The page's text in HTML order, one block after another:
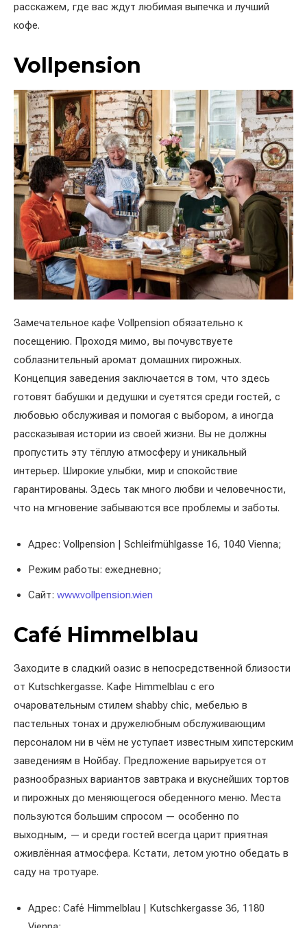
расскажем, где вас ждут любимая выпечка и лучший
кофе.
Vollpension
Замечательное кафе Vollpension обязательно к
посещению. Проходя мимо, вы почувствуете
соблазнительный аромат домашних пирожных.
Концепция заведения заключается в том, что здесь
готовят бабушки и дедушки и суетятся среди гостей, с
любовью обслуживая и помогая с выбором, а иногда
рассказывая истории из своей жизни. Вы не должны
пропустить эту тёплую атмосферу и уникальный
интерьер. Широкие улыбки, мир и спокойствие
гарантированы. Здесь так много любви и человечности,
что на мгновение забываются все проблемы и заботы.
Адрес: Vollpension | Schleifmühlgasse 16, 1040 Vienna;
Режим работы: ежедневно;
Сайт: www.vollpension.wien
Café Himmelblau
Заходите в сладкий оазис в непосредственной близости
от Kutschkergasse. Кафе Himmelblau с его
очаровательным стилем shabby chic, мебелью в
пастельных тонах и дружелюбным обслуживающим
персоналом ни в чём не уступает известным хипстерским
заведениям в Нойбау. Предложение варьируется от
разнообразных вариантов завтрака и вкуснейших тортов
и пирожных до меняющегося обеденного меню. Места
пользуются большим спросом — особенно по
выходным, — и среди гостей всегда царит приятная
оживлённая атмосфера. Кстати, летом уютно обедать в
саду на тротуаре.
Адрес: Café Himmelblau | Kutschkergasse 36, 1180